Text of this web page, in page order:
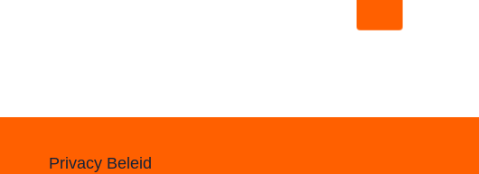
Privacy Beleid